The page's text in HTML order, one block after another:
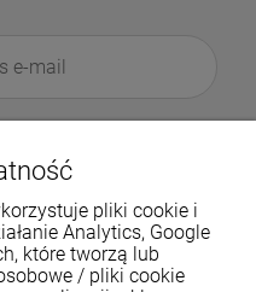
pliki cookie i
Analytics, Google
które tworzą lub
/ pliki cookie